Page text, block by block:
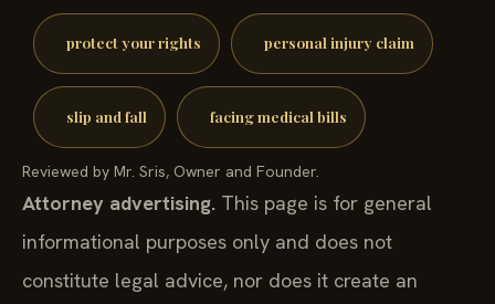
protect your rights personal injury claim
slip and fall facing medical bills
Reviewed by Mr. Sris, Owner and Founder.
Attorney advertising. This page is for general
informational purposes only and does not
constitute legal advice, nor does it create an